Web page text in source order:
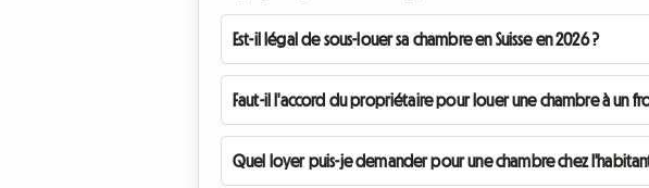
Est-il légal de sous-louer sa chambre en Suisse en 2026 ?
Faut-il l'accord du propriétaire pour louer une chambre à un
Quel loyer puis-je demander pour une chambre chez l'habitant